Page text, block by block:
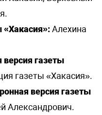
«Хакасия»:Алехина
версия газеты
газеты «Хакасия».
версия газеты
Александрович.